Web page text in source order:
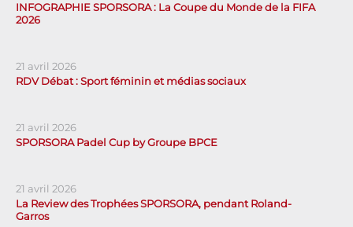
INFOGRAPHIE SPORSORA : La Coupe du Monde de la FIFA
2026
21 avril 2026
RDV Débat : Sport féminin et médias sociaux
21 avril 2026
SPORSORA Padel Cup by Groupe BPCE
21 avril 2026
La Review des Trophées SPORSORA, pendant Roland-
Garros